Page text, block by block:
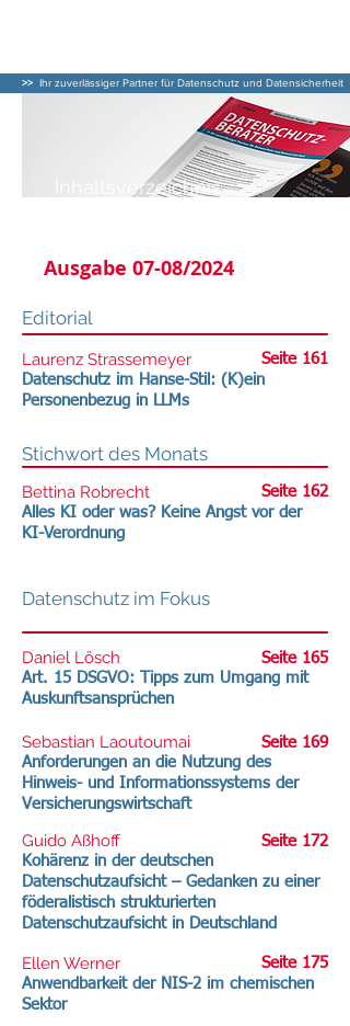
>> Ihr zuverlässiger Partner für Datenschutz und Datensicherheit
Inhaltsverzeichnis
Ausgabe 07-08/2024
Editorial
Laurenz Strassemeyer
Seite 161
Datenschutz im Hanse-Stil: (K)ein
Personenbezug in LLMs
Stichwort des Monats
Bettina Robrecht
Seite 162
Alles KI oder was? Keine Angst vor der
KI-Verordnung
Datenschutz im Fokus
Daniel Lösch
Art. 15 DSGVO: Tipps zum Umgang mit
Auskunftsansprüchen
Seite 165
Sebastian Laoutoumai
Seite 169
Anforderungen an die Nutzung des
Hinweis- und Informationssystems der
Versicherungswirtschaft
Seite 172
Guido Aßhoff
Kohärenz in der deutschen
Datenschutzaufsicht – Gedanken zu einer
föderalistisch strukturierten
Datenschutzaufsicht in Deutschland
Ellen Werner
Seite 175
Anwendbarkeit der NIS-2 im chemischen
Sektor